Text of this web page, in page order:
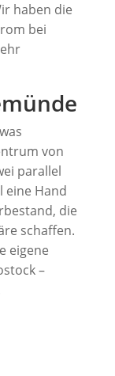
haben die
bei
von
parallel
eine Hand
die
schaffen.
eigene
–